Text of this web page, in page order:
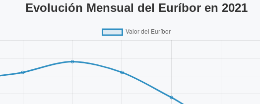
Evolución Mensual del Euríbor en 2021